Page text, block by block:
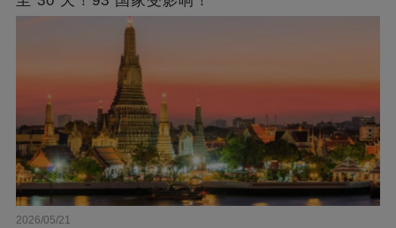
2026/05/21